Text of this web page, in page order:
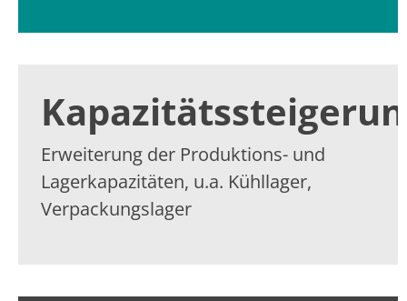
Erweiterung der Produktions- und
Lagerkapazitäten, u.a. Kühllager,
Verpackungslager